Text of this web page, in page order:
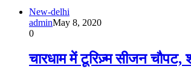
New-delhi
adminMay 8, 2020
0
चारधाम में टूरिज़्म सीजन चौपट,